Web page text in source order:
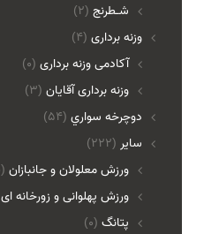
شـطرنج (2)
(4) وزنه برداری
آکادمی وزنه برداری (0)
وزنه برداری آقایان (3)
(54) دوچرخه سواري
(222) ساير
ورزش معلولان و جانبازان (10)
ورزش پهلوانی و زورخانه ای
پتانگ (0)